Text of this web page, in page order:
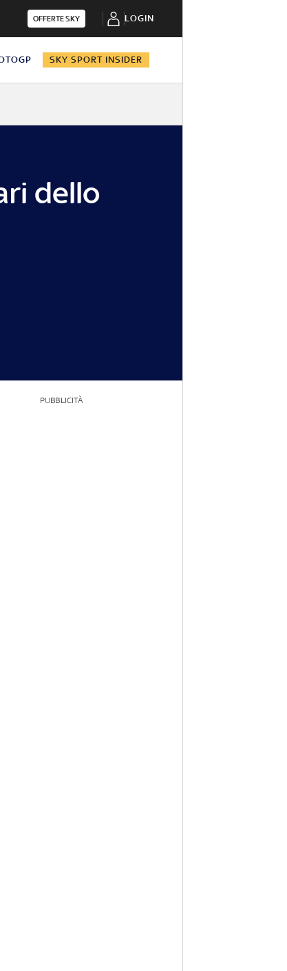
OFFERTE SKY LOGIN
SKY SPORT INSIDER
dello
PUBBLICITÀ